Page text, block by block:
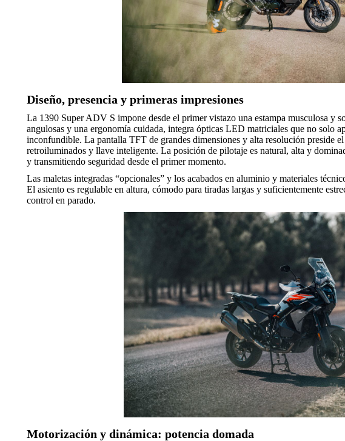
Diseño, presencia y primeras impresiones
La 1390 Super ADV S impone desde el primer vistazo una estampa musculosa y
angulosas y una ergonomía cuidada, integra ópticas LED matriciales que no solo
inconfundible. La pantalla TFT de grandes dimensiones y alta resolución preside
retroiluminados y llave inteligente. La posición de pilotaje es natural, alta y
y transmitiendo seguridad desde el primer momento.
Las maletas integradas “opcionales” y los acabados en aluminio y materiales
El asiento es regulable en altura, cómodo para tiradas largas y suficientemente
control en parado.
Motorización y dinámica: potencia domada